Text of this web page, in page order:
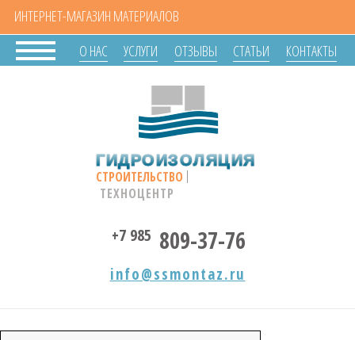
О НАС УСЛУГИ ОТЗЫВЫ СТАТЬИ КОНТАКТЫ
ИНТЕРНЕТ-МАГАЗИН МАТЕРИАЛОВ
ГИДРОИЗОЛЯЦИЯ
СТРОИТЕЛЬСТВО
ТЕХНОЦЕНТР
+7 985 809-37-76
info@ssmontaz.ru